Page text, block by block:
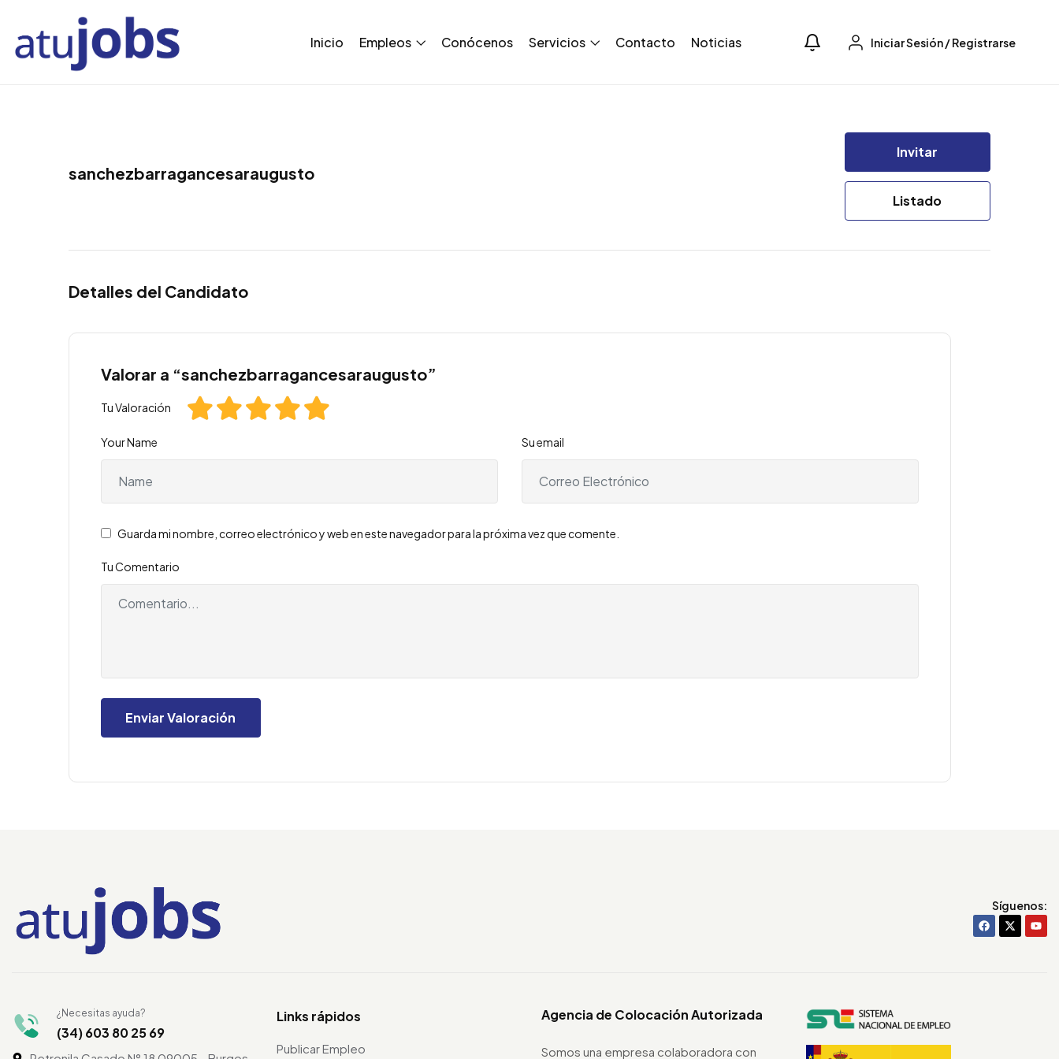
Inicio Empleos Conócenos Servicios Contacto Noticias Iniciar Sesión/Registrarse
sanchezbarragancesaraugusto
Invitar
Listado
Detalles del Candidato
Valorar a “sanchezbarragancesaraugusto”
Tu Valoración
Your Name Su email
Guarda mi nombre, correo electrónico y web en este navegador para la próxima vez que comente.
Tu Comentario
Síguenos:
¿Necesitas ayuda?
(34) 603 80 25 69
Links rápidos
Publicar Empleo
Agencia de Colocación Autorizada
Somos una empresa colaboradora con